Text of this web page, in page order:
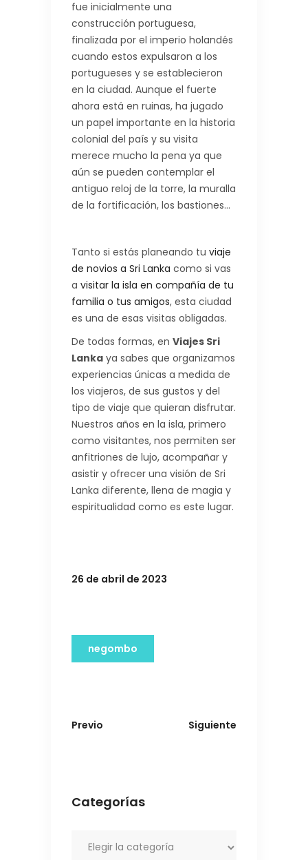
fue inicialmente una
construcción portuguesa,
finalizada por el imperio holandés
cuando estos expulsaron a los
portugueses y se establecieron
en la ciudad. Aunque el fuerte
ahora está en ruinas, ha jugado
un papel importante en la historia
colonial del país y su visita
merece mucho la pena ya que
aún se pueden contemplar el
antiguo reloj de la torre, la muralla
de la fortificación, los bastiones…
Tanto si estás planeando tu viaje
de novios a Sri Lanka como si vas
a visitar la isla en compañía de tu
familia o tus amigos, esta ciudad
es una de esas visitas obligadas.
De todas formas, en Viajes Sri
Lanka ya sabes que organizamos
experiencias únicas a medida de
los viajeros, de sus gustos y del
tipo de viaje que quieran disfrutar.
Nuestros años en la isla, primero
como visitantes, nos permiten ser
anfitriones de lujo, acompañar y
asistir y ofrecer una visión de Sri
Lanka diferente, llena de magia y
espiritualidad como es este lugar.
26 de abril de 2023
negombo
Previo Siguiente
Categorías